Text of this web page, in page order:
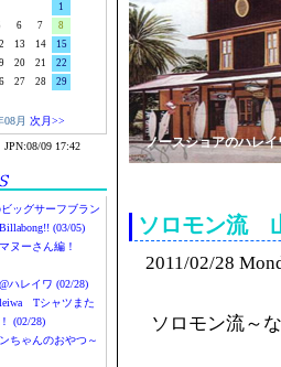
1
6 7
8
13 14
15
20 21
22
27 28
29
08月 次月>>
ッグサーフブラン
(03/05)
ヌーさん編！
ハレイワ (02/28)
Tシャツまた
(02/28)
ちゃんのおやつ～
ノースショアのハレ
ソロモン流
2011/02/28
ソロモン流～